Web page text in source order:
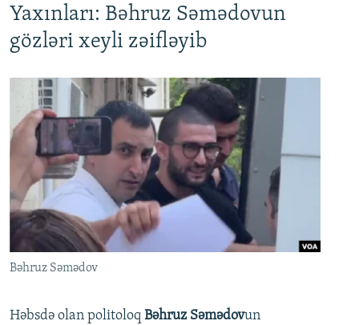
Yaxınları: Bəhruz Səmədovun
gözləri xeyli zəifləyib
Bəhruz Səmədov
Həbsdə olan politoloq Bəhruz Səmədovun